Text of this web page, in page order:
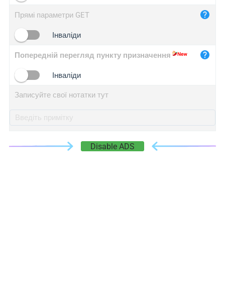
Прямі параметри GET
Інваліди
Попередній перегляд пункту призначення
Інваліди
Записуйте свої нотатки тут
Disable ADS